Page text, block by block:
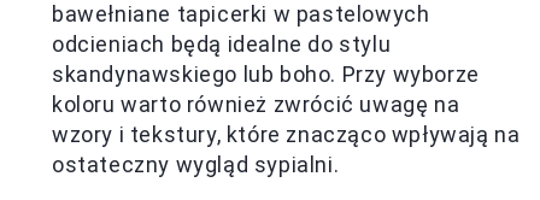
bawełniane tapicerki w pastelowych
odcieniach będą idealne do stylu
skandynawskiego lub boho. Przy wyborze
koloru warto również zwrócić uwagę na
wzory i tekstury, które znacząco wpływają na
ostateczny wygląd sypialni.